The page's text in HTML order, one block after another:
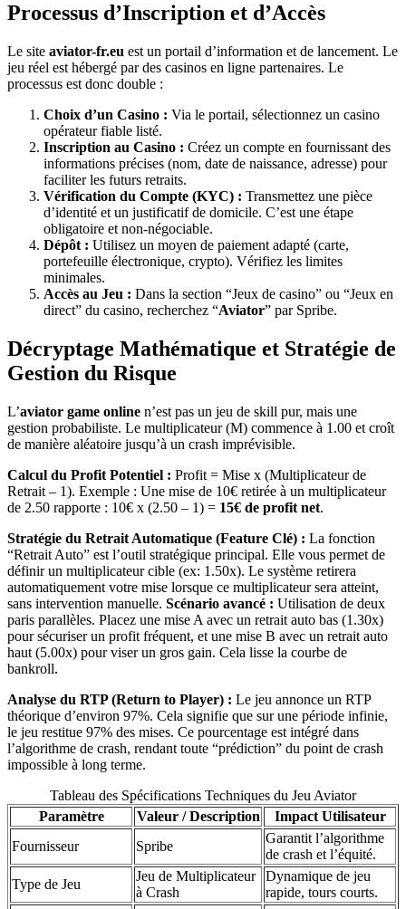
Processus d’Inscription et d’Accès
Le site aviator-fr.eu est un portail d’information et de lancement. Le
jeu réel est hébergé par des casinos en ligne partenaires. Le
processus est donc double :
Choix d’un Casino : Via le portail, sélectionnez un casino
opérateur fiable listé.
Inscription au Casino : Créez un compte en fournissant des
informations précises (nom, date de naissance, adresse) pour
faciliter les futurs retraits.
Vérification du Compte (KYC) : Transmettez une pièce
d’identité et un justificatif de domicile. C’est une étape
obligatoire et non-négociable.
Dépôt : Utilisez un moyen de paiement adapté (carte,
portefeuille électronique, crypto). Vérifiez les limites
minimales.
Accès au Jeu : Dans la section “Jeux de casino” ou “Jeux en
direct” du casino, recherchez “Aviator” par Spribe.
Décryptage Mathématique et Stratégie de
Gestion du Risque
L’aviator game online n’est pas un jeu de skill pur, mais une
gestion probabiliste. Le multiplicateur (M) commence à 1.00 et croît
de manière aléatoire jusqu’à un crash imprévisible.
Calcul du Profit Potentiel : Profit = Mise x (Multiplicateur de
Retrait – 1). Exemple : Une mise de 10€ retirée à un multiplicateur
de 2.50 rapporte : 10€ x (2.50 – 1) = 15€ de profit net.
Stratégie du Retrait Automatique (Feature Clé) : La fonction
“Retrait Auto” est l’outil stratégique principal. Elle vous permet de
définir un multiplicateur cible (ex: 1.50x). Le système retirera
automatiquement votre mise lorsque ce multiplicateur sera atteint,
sans intervention manuelle. Scénario avancé : Utilisation de deux
paris parallèles. Placez une mise A avec un retrait auto bas (1.30x)
pour sécuriser un profit fréquent, et une mise B avec un retrait auto
haut (5.00x) pour viser un gros gain. Cela lisse la courbe de
bankroll.
Analyse du RTP (Return to Player) : Le jeu annonce un RTP
théorique d’environ 97%. Cela signifie que sur une période infinie,
le jeu restitue 97% des mises. Ce pourcentage est intégré dans
l’algorithme de crash, rendant toute “prédiction” du point de crash
impossible à long terme.
Tableau des Spécifications Techniques du Jeu Aviator
Paramètre
Valeur / Description
Impact Utilisateur
Fournisseur
Spribe
Garantit l’algorithme
de crash et l’équité.
Type de Jeu
Jeu de Multiplicateur
à Crash
Dynamique de jeu
rapide, tours courts.